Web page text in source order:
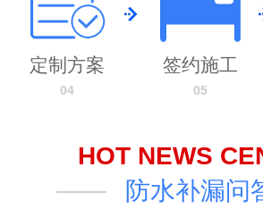
定制方案
04
签约施工
05
HOT NEWS
防水补漏问